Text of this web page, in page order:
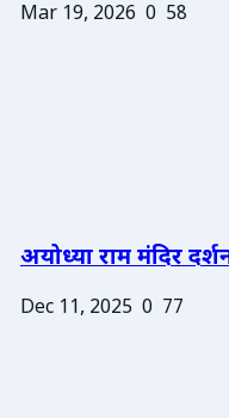
Mar 19, 2026 0 58
अयोध्या राम मंदिर
Dec 11, 2025 0 77